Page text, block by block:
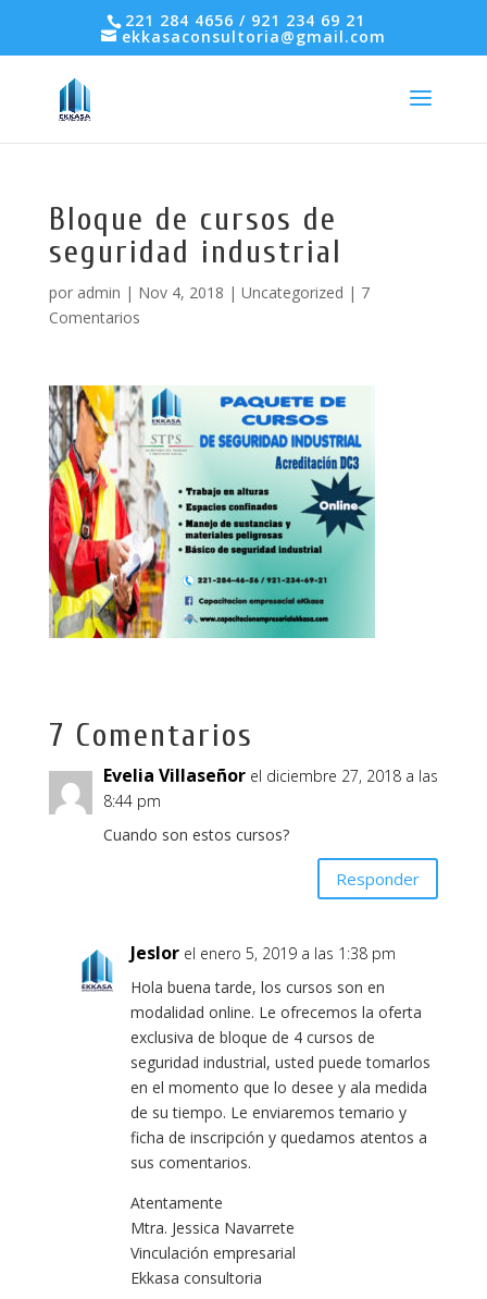
221 284 4656 / 921 234 69 21
ekkasaconsultoria@gmail.com
Bloque de cursos de
seguridad industrial
por admin | Nov 4, 2018 | Uncategorized | 7
Comentarios
7 Comentarios
Evelia Villaseñor el diciembre 27, 2018 a las
8:44 pm
Cuando son estos cursos?
Responder
Jeslor el enero 5, 2019 a las 1:38 pm
Hola buena tarde, los cursos son en
modalidad online. Le ofrecemos la oferta
exclusiva de bloque de 4 cursos de
seguridad industrial, usted puede tomarlos
en el momento que lo desee y ala medida
de su tiempo. Le enviaremos temario y
ficha de inscripción y quedamos atentos a
sus comentarios.
Atentamente
Mtra. Jessica Navarrete
Vinculación empresarial
Ekkasa consultoria